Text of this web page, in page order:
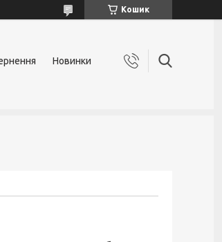
Кошик
Новинки